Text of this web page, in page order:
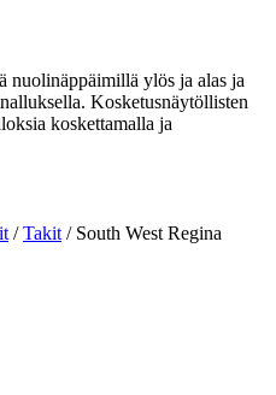
nuolinäppäimillä ylös ja alas ja
Kosketusnäytöllisten
koskettamalla ja
/Takit / South West Regina